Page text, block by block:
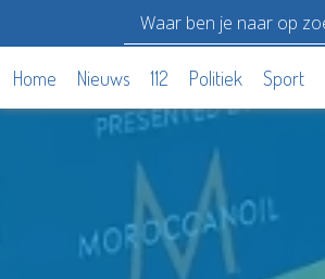
Home Nieuws 112 Politiek Sport